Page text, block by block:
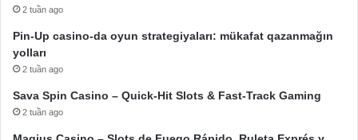
2 tuần ago
Pin-Up casino-da oyun strategiyaları: mükafat qazanmağın
yolları
2 tuần ago
Sava Spin Casino – Quick‑Hit Slots & Fast‑Track Gaming
2 tuần ago